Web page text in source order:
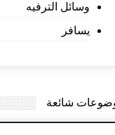
وسائل الترفيه
يسافر
شائعة